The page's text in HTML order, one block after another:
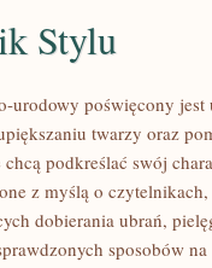
Stylu
urodowy poświęcony
twarzy oraz
podkreślać swój
z myślą o
dobierania ubrań,
sposobów